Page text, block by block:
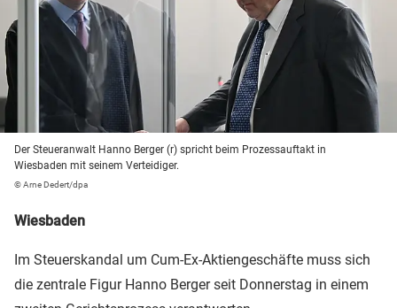
Der Steueranwalt Hanno Berger (r) spricht beim Prozessauftakt in
Wiesbaden mit seinem Verteidiger.
© Arne Dedert/dpa
Wiesbaden
Im Steuerskandal um Cum-Ex-Aktiengeschäfte muss sich
die zentrale Figur Hanno Berger seit Donnerstag in einem